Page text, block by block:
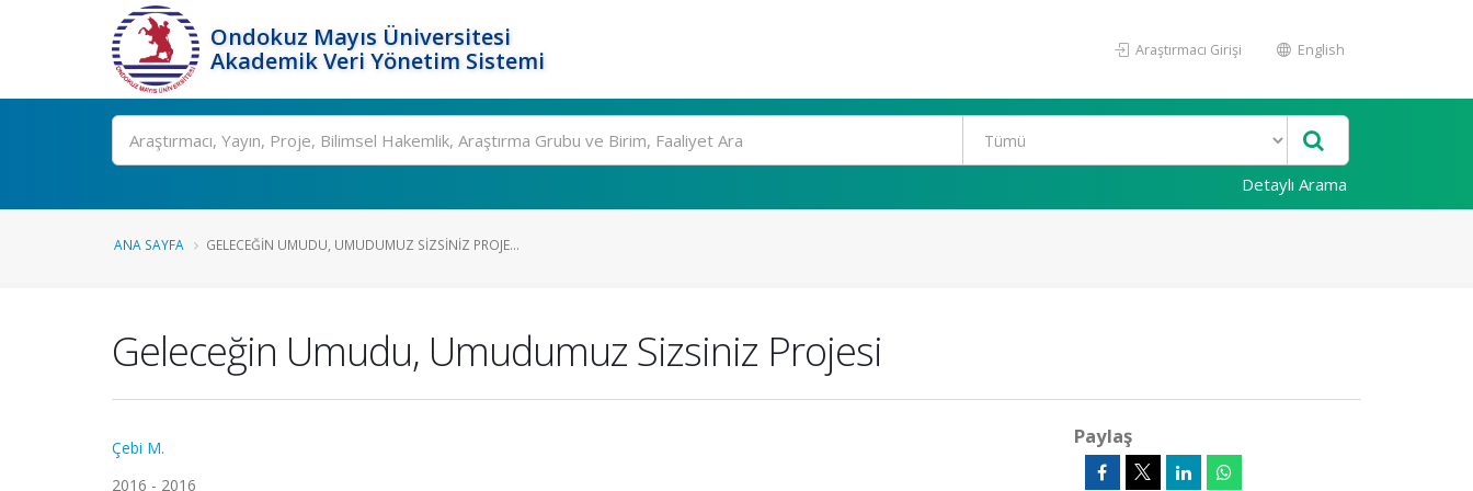
Ondokuz Mayıs Üniversitesi
Akademik Veri Yönetim Sistemi
Araştırmacı Girişi English
Ara
Detaylı Arama
ANA SAYFA GELECEĞIN UMUDU, UMUDUMUZ SIZSINIZ PROJE...
Geleceğin Umudu, Umudumuz Sizsiniz Projesi
Çebi M.
2016 - 2016
Paylaş